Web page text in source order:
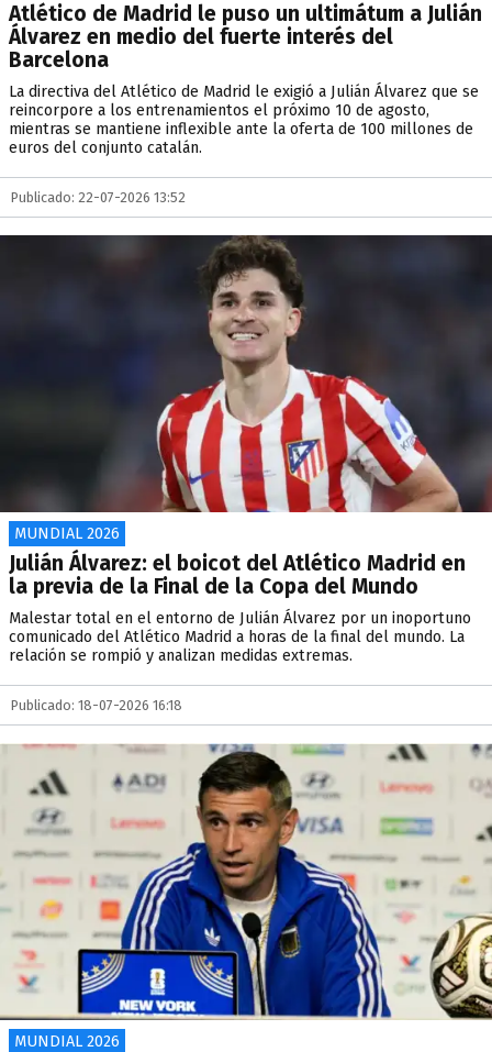
Atlético de Madrid le puso un ultimátum a Julián
Álvarez en medio del fuerte interés del
Barcelona
La directiva del Atlético de Madrid le exigió a Julián Álvarez que se
reincorpore a los entrenamientos el próximo 10 de agosto,
mientras se mantiene inflexible ante la oferta de 100 millones de
euros del conjunto catalán.
Publicado: 22-07-2026 13:52
MUNDIAL 2026
Julián Álvarez: el boicot del Atlético Madrid en
la previa de la Final de la Copa del Mundo
Malestar total en el entorno de Julián Álvarez por un inoportuno
comunicado del Atlético Madrid a horas de la final del mundo. La
relación se rompió y analizan medidas extremas.
Publicado: 18-07-2026 16:18
MUNDIAL 2026